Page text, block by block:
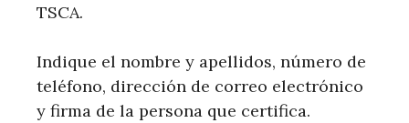
TSCA.
Indique el nombre y apellidos, número de
teléfono, dirección de correo electrónico
y firma de la persona que certifica.